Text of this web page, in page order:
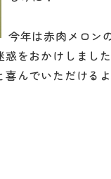
今年は赤肉メロン
をおかけしました
んでいただける